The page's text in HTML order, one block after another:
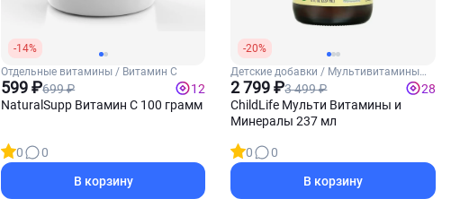
-14%
Отдельные витамины / Витамин С
599 ₽699 ₽
12
NaturalSupp Витамин C 100 грамм
0
0
В корзину
-20%
Детские добавки / Мультивитамины
для детей
2 799 ₽3 499 ₽
28
ChildLife Мульти Витамины и
Минералы 237 мл
0
0
В корзину